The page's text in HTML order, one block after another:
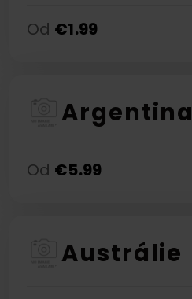
Od €1.99
Argentina
Od €5.99
Austrálie